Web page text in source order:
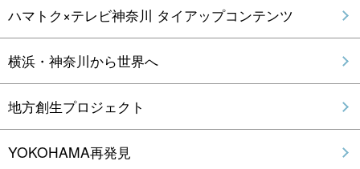
ハマトク×テレビ神奈川 タイアップコンテンツ
横浜・神奈川から世界へ
地方創生プロジェクト
YOKOHAMA再発見